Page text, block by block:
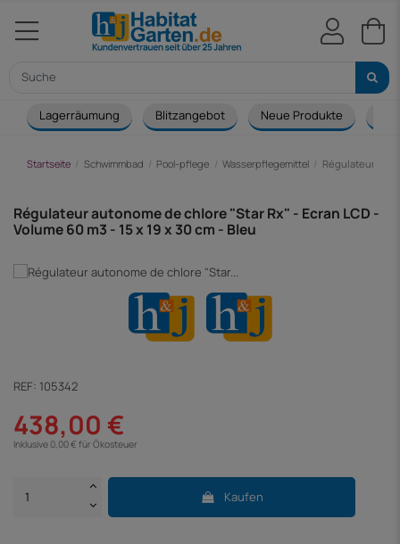
Lagerräumung Blitzangebot Neue Produkte
Startseite Schwimmbad Pool-pflege Wasserpflegemittel Régulateur
Régulateur autonome de chlore "Star Rx" - Ecran LCD -
Volume 60 m3 - 15 x 19 x 30 cm - Bleu
REF: 105342
438,00 €
Inklusive 0,00 € für Ökosteuer
Kaufen